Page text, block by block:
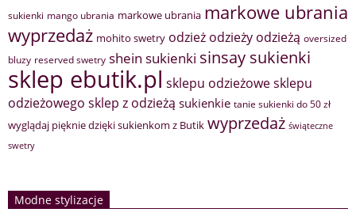
sukienki mango ubrania markowe ubrania markowe ubrania
wyprzedaż mohito swetry odzież odzieży odzieżą oversized
bluzy reserved swetry shein sukienki sinsay sukienki
sklep ebutik.pl sklepu odzieżowesklepu
odzieżowego sklep z odzieżą sukienkie tanie sukienki do 50 zł
wyglądaj pięknie dzięki sukienkom z Butik wyprzedaż świąteczne
swetry
Modne stylizacje